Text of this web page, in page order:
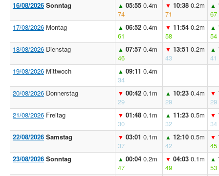
16/08/2026 Sonntag ▲ 05:55 0.4m
74
▼ 10:38 0.2m
71
▲
67
17/08/2026 Montag ▲ 06:52 0.4m
61
▼ 11:54 0.2m
58
▲
54
18/08/2026 Dienstag ▲ 07:57 0.4m
46
▼ 13:51 0.2m
43
▲
41
19/08/2026 Mittwoch ▲ 09:11 0.4m
34
20/08/2026 Donnerstag ▼ 00:42 0.1m
29
▲ 10:23 0.4m
29
▼
29
21/08/2026 Freitag ▼ 01:48 0.1m
30
▲ 11:23 0.5m
32
▼
34
22/08/2026 Samstag ▼ 03:01 0.1m
37
▲ 12:10 0.5m
42
▼
45
23/08/2026 Sonntag ▲ 00:04 0.2m
47
▼ 04:03 0.1m
49
▲
53